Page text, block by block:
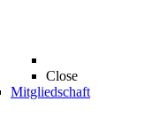
Close
Mitgliedschaft